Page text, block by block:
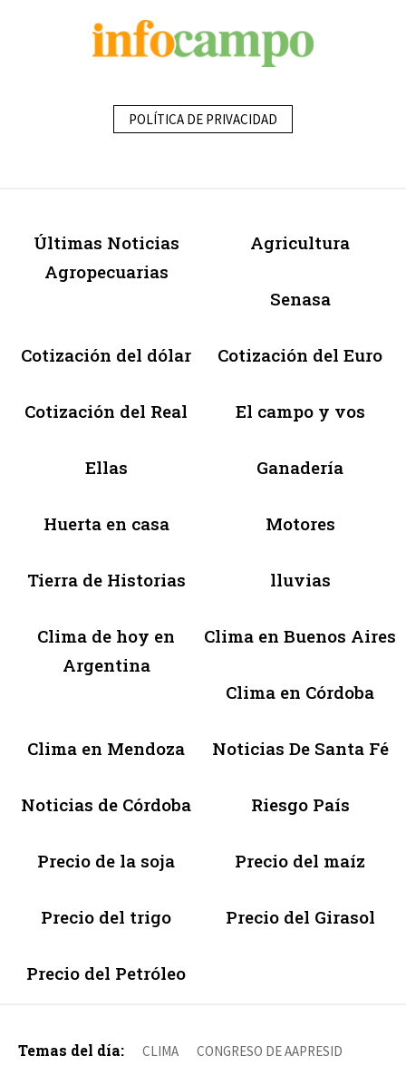
POLÍTICA DE PRIVACIDAD
Últimas Noticias
Agropecuarias
Agricultura
Senasa
Cotización del dólar Cotización del Euro
Cotización del Real El campo y vos
Ellas Ganadería
Huerta en casa Motores
Tierra de Historias lluvias
Clima de hoy en
Argentina
Clima en Buenos Aires
Clima en Córdoba
Clima en Mendoza Noticias De Santa Fé
Noticias de Córdoba Riesgo País
Precio de la soja Precio del maíz
Precio del trigo Precio del Girasol
Precio del Petróleo
Temas del día: CLIMA CONGRESO DE AAPRESID